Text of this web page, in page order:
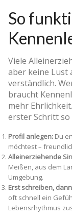
So
Viele
aber keine Lust
verständlich.
braucht
mehr
erster Schritt so
Profil anlegen: Du
möchtest –
Alleinerziehende
Meißen, aus dem
Umgebung.
Erst schreiben,
oft schnell ein
Lebensrhythmus